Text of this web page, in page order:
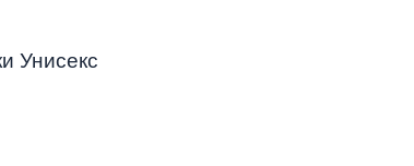
Унисекс